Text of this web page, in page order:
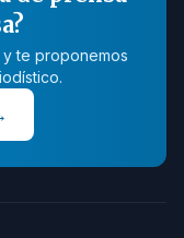
te proponemos